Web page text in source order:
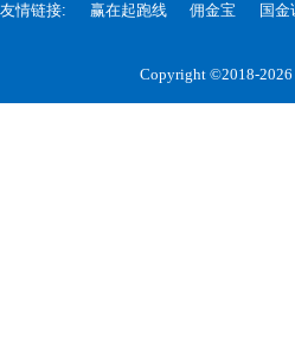
友情链接: 赢在起跑线 佣金宝 国金
Copyright ©2018-